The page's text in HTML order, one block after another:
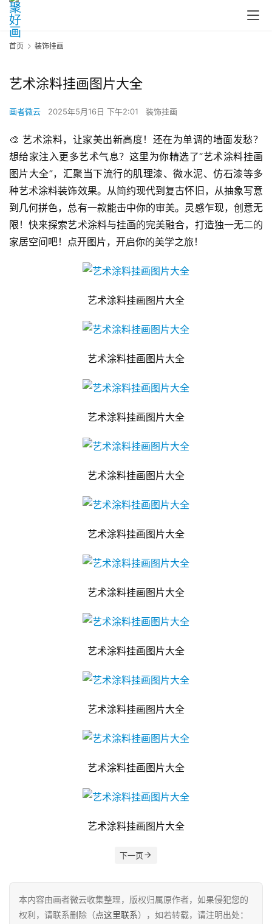
首页 装饰挂画
艺术涂料挂画图片大全
画者微云 2025年5月16日 下午2:01 装饰挂画
🎨 艺术涂料，让家美出新高度！还在为单调的墙面发愁？
想给家注入更多艺术气息？这里为你精选了“艺术涂料挂画
图片大全”，汇聚当下流行的肌理漆、微水泥、仿石漆等多
种艺术涂料装饰效果。从简约现代到复古怀旧，从抽象写意
到几何拼色，总有一款能击中你的审美。灵感乍现，创意无
限！快来探索艺术涂料与挂画的完美融合，打造独一无二的
家居空间吧！点开图片，开启你的美学之旅！
艺术涂料挂画图片大全
艺术涂料挂画图片大全
艺术涂料挂画图片大全
艺术涂料挂画图片大全
艺术涂料挂画图片大全
艺术涂料挂画图片大全
艺术涂料挂画图片大全
艺术涂料挂画图片大全
艺术涂料挂画图片大全
艺术涂料挂画图片大全
下一页
本内容由画者微云收集整理，版权归属原作者，如果侵犯您的
权利，请联系删除（点这里联系），如若转载，请注明出处：